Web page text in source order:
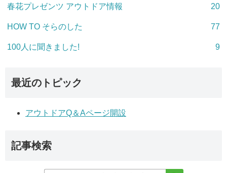
春花プレゼンツ アウトドア情報 20
HOW TO そらのした 77
100人に聞きました! 9
最近のトピック
アウトドアQ＆Aページ開設
記事検索